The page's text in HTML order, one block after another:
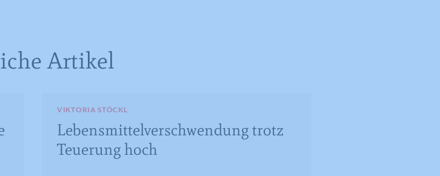
Artikel
VIKTORIA STÖCKL
Lebensmittelverschwendung trotz
Teuerung hoch
Analytics
eine eindeutige ID, die
wird, um statistische Daten
wie der Besucher die Website
mit integrierten YouTube-Videos